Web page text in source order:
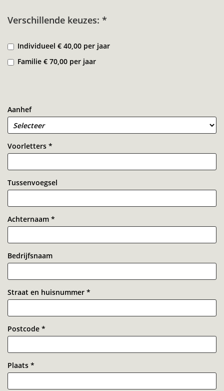
Verschillende keuzes: *
Individueel € 40,00 per jaar
Familie € 70,00 per jaar
Aanhef
Voorletters *
Tussenvoegsel
Achternaam *
Bedrijfsnaam
Straat en huisnummer *
Postcode *
Plaats *